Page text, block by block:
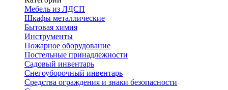
Мебель из ЛДСП
Шкафы металлические
Бытовая химия
Инструменты
Пожарное оборудование
Постельные принадлежности
Садовый инвентарь
Снегоуборочный инвентарь
Средства ограждения и знаки безопасности